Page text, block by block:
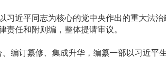
近平同志为核心的党中央作出的重大法治
任和附则编，整体提请审议。
订纂修、集成升华，编纂一部以习近平